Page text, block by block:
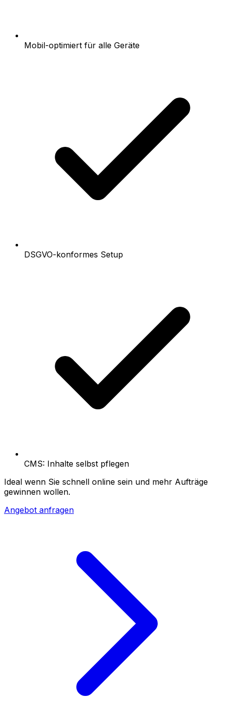
Mobil-optimiert für alle Geräte
DSGVO-konformes Setup
CMS: Inhalte selbst pflegen
Ideal wenn Sie schnell online sein und mehr Aufträge
gewinnen wollen.
Angebot anfragen